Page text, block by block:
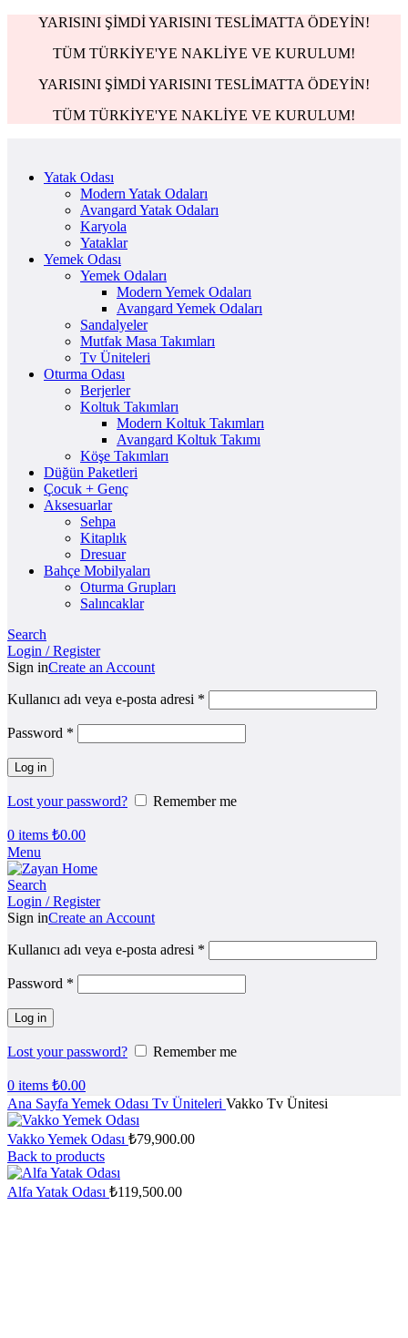
YARISINI ŞİMDİ YARISINI TESLİMATTA ÖDEYİN!
TÜM TÜRKİYE'YE NAKLİYE VE KURULUM!
YARISINI ŞİMDİ YARISINI TESLİMATTA ÖDEYİN!
TÜM TÜRKİYE'YE NAKLİYE VE KURULUM!
Yatak Odası
Modern Yatak Odaları
Avangard Yatak Odaları
Karyola
Yataklar
Yemek Odası
Yemek Odaları
Modern Yemek Odaları
Avangard Yemek Odaları
Sandalyeler
Mutfak Masa Takımları
Tv Üniteleri
Oturma Odası
Berjerler
Koltuk Takımları
Modern Koltuk Takımları
Avangard Koltuk Takımı
Köşe Takımları
Düğün Paketleri
Çocuk + Genç
Aksesuarlar
Sehpa
Kitaplık
Dresuar
Bahçe Mobilyaları
Oturma Grupları
Salıncaklar
Search
Login / Register
Sign inCreate an Account
Kullanıcı adı veya e-posta adresi *
Password *
Log in
Lost your password? Remember me
0 items ₺0.00
Menu
Search
Login / Register
Sign inCreate an Account
Kullanıcı adı veya e-posta adresi *
Password *
Log in
Lost your password? Remember me
0 items ₺0.00
Ana Sayfa Yemek Odası Tv Üniteleri Vakko Tv Ünitesi
Vakko Yemek Odası ₺79,900.00
Back to products
Alfa Yatak Odası ₺119,500.00